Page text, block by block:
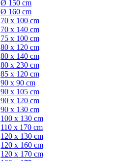
Ø 150 cm
Ø 160 cm
70 x 100 cm
70 x 140 cm
75 x 100 cm
80 x 120 cm
80 x 140 cm
80 x 230 cm
85 x 120 cm
90 x 90 cm
90 x 105 cm
90 x 120 cm
90 x 130 cm
100 x 130 cm
110 x 170 cm
120 x 130 cm
120 x 160 cm
120 x 170 cm